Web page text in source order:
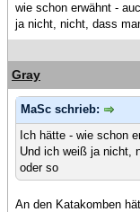
wie schon erwähnt -
ja nicht, nicht, dass
Gray
MaSc schrieb:
Ich hätte - wie schon
Und ich weiß ja nicht,
oder so
An den Katakomben